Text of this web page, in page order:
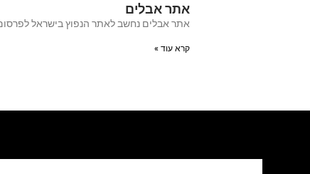
אתר אבלים
אתר אבלים נחשב לאתר הנפוץ בישראל לפרסום מודעות אבל מעל 20 שנה האתר עבר
קרא עוד »